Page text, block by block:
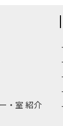
・室 紹介